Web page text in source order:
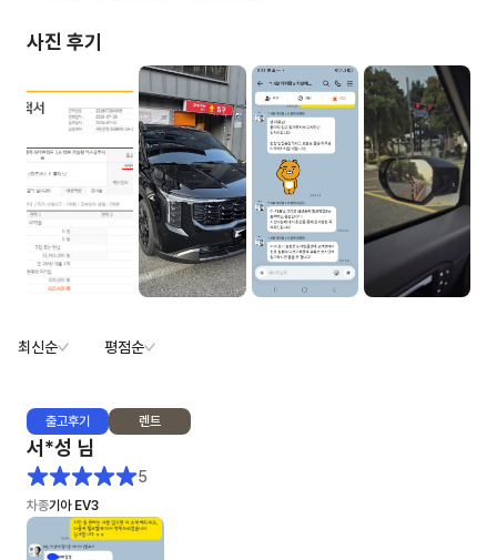
사진 후기
최신순 평점순
출고후기 렌트
서*성 님
5
차종기아 EV3